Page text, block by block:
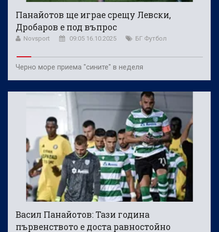
Панайотов ще играе срещу Левски,
Дробаров е под въпрос
Novsport 09:05 16.10.2025 БГ Футбол
Черно море приема "сините" в неделя
Васил Панайотов: Тази година
първенството е доста равностойно